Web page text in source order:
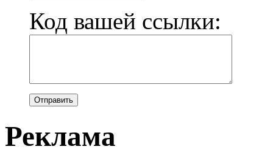
Код вашей ссылки:
Реклама